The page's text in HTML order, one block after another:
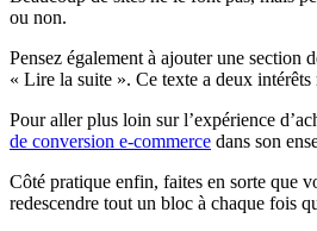
ou non.
Pensez également à ajouter une
« Lire la suite ». Ce texte a deux
Pour aller plus loin sur l’expérience
de conversion e-commerce dans son
Côté pratique enfin, faites en sorte que
redescendre tout un bloc à chaque fois